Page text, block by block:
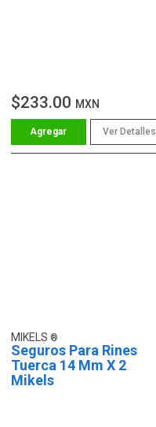
$233.00 MXN
Ver Detalles
MIKELS
Seguros Para Rines
Tuerca 14 Mm X 2
Mikels